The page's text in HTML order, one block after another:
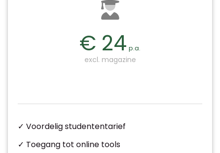
€ 24 p.a.
excl. magazine
✓ Voordelig studententarief
✓ Toegang tot online tools